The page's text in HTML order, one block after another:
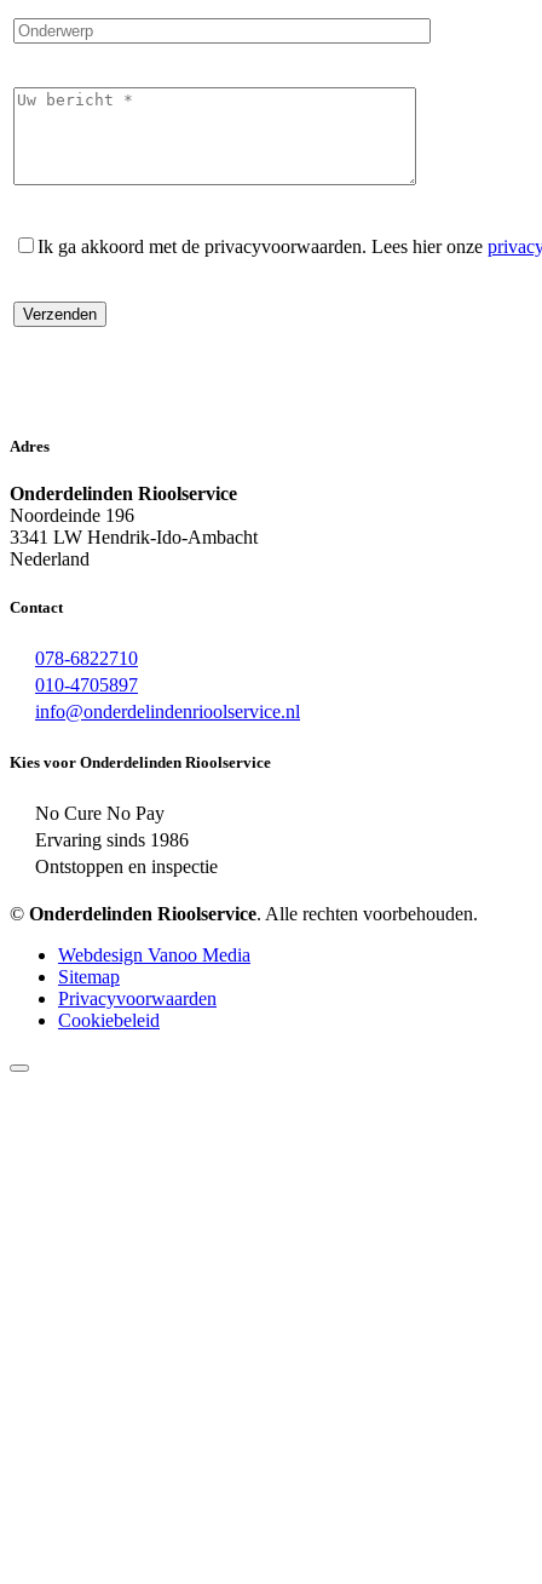
Ik ga akkoord met de privacyvoorwaarden. Lees hier onze
Adres
Onderdelinden Rioolservice
Noordeinde 196
3341 LW Hendrik-Ido-Ambacht
Nederland
Contact
078-6822710
010-4705897
info@onderdelindenrioolservice.nl
Kies voor Onderdelinden Rioolservice
No Cure No Pay
Ervaring sinds 1986
Ontstoppen en inspectie
© Onderdelinden Rioolservice. Alle rechten voorbehouden.
Webdesign Vanoo Media
Sitemap
Privacyvoorwaarden
Cookiebeleid